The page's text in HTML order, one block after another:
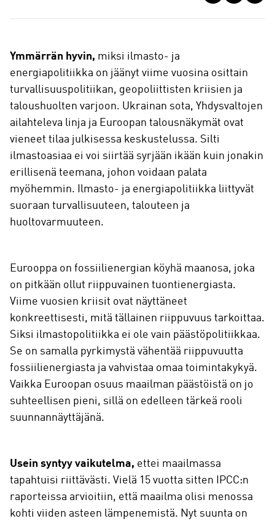
a
Ymmärrän hyvin, miksi ilmasto- ja
energiapolitiikka on jäänyt viime vuosina osittain
turvallisuuspolitiikan, geopoliittisten kriisien ja
taloushuolten varjoon. Ukrainan sota, Yhdysvaltojen
ailahteleva linja ja Euroopan talousnäkymät ovat
vieneet tilaa julkisessa keskustelussa. Silti
ilmastoasiaa ei voi siirtää syrjään ikään kuin jonakin
erillisenä teemana, johon voidaan palata
myöhemmin. Ilmasto- ja energiapolitiikka liittyvät
suoraan turvallisuuteen, talouteen ja
huoltovarmuuteen.
Eurooppa on fossiilienergian köyhä maanosa, joka
on pitkään ollut riippuvainen tuontienergiasta.
Viime vuosien kriisit ovat näyttäneet
konkreettisesti, mitä tällainen riippuvuus tarkoittaa.
Siksi ilmastopolitiikka ei ole vain päästöpolitiikkaa.
Se on samalla pyrkimystä vähentää riippuvuutta
fossiilienergiasta ja vahvistaa omaa toimintakykyä.
Vaikka Euroopan osuus maailman päästöistä on jo
suhteellisen pieni, sillä on edelleen tärkeä rooli
suunnannäyttäjänä.
Usein syntyy vaikutelma, ettei maailmassa
tapahtuisi riittävästi. Vielä 15 vuotta sitten IPCC:n
raporteissa arvioitiin, että maailma olisi menossa
kohti viiden asteen lämpenemistä. Nyt suunta on